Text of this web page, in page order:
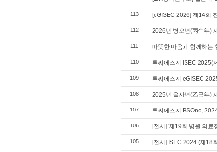
113 [eGISEC 2026] 제14회
112 2026년 병오년(丙午年)
111 따뜻한 마음과 함께하는
110 투씨에스지 ISEC 2025(
109 투씨에스지 eGISEC
108 2025년 을사년(乙巳年)
107 투씨에스지 BSOne,
106 [전시] '제19회 병원 의료
105 [전시] ISEC 2024 (제18